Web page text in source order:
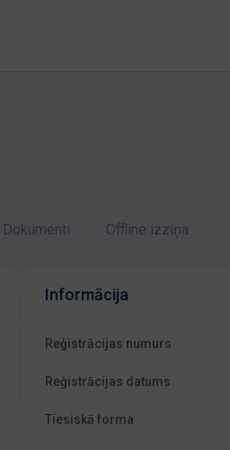
Dokumenti Offline izziņa
Informācija
Reģistrācijas numurs
Reģistrācijas datums
Tiesiskā forma